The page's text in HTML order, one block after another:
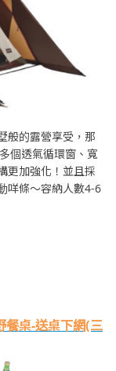
般的露營享受，那
個透氣循環窗、寬
更加強化！並且採
咩條～容納人數4-6
餐桌-送桌下網(三